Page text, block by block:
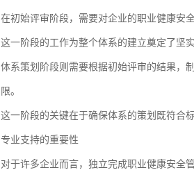
在初始评审阶段，需要对企业的职业健康安
这一阶段的工作为整个体系的建立奠定了坚实
体系策划阶段则需要根据初始评审的结果，
限。
这一阶段的关键在于确保体系的策划既符合
专业支持的重要性
对于许多企业而言，独立完成职业健康安全